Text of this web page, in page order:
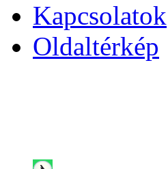
Kapcsolatok
Oldaltérkép